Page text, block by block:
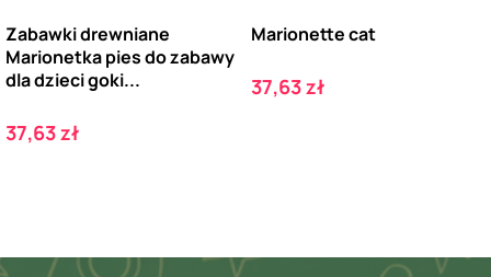
Zabawki drewniane
Marionetka pies do zabawy
dla dzieci goki...
Cena
37,63 zł
Marionette cat
Cena
37,63 zł